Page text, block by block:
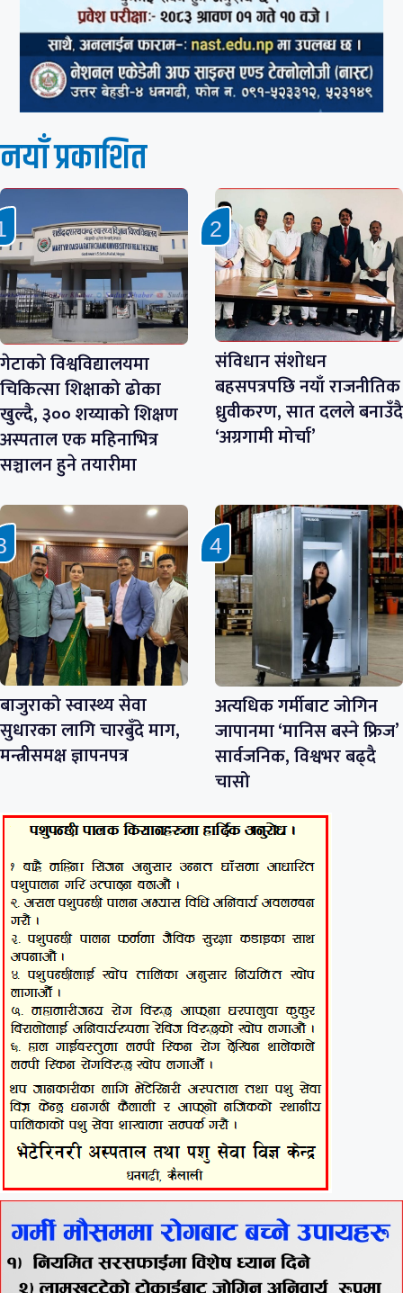
नयाँ प्रकाशित
गेटाको विश्वविद्यालयमा
चिकित्सा शिक्षाको ढोका
खुल्दै, ३०० शय्याको शिक्षण
अस्पताल एक महिनाभित्र
सञ्चालन हुने तयारीमा
संविधान संशोधन
बहसपत्रपछि नयाँ राजनीतिक
ध्रुवीकरण, सात दलले बनाउँदै
‘अग्रगामी मोर्चा’
बाजुराको स्वास्थ्य सेवा
सुधारका लागि चारबुँदे माग,
मन्त्रीसमक्ष ज्ञापनपत्र
अत्यधिक गर्मीबाट जोगिन
जापानमा ‘मानिस बस्ने फ्रिज’
सार्वजनिक, विश्वभर बढ्दै
चासो